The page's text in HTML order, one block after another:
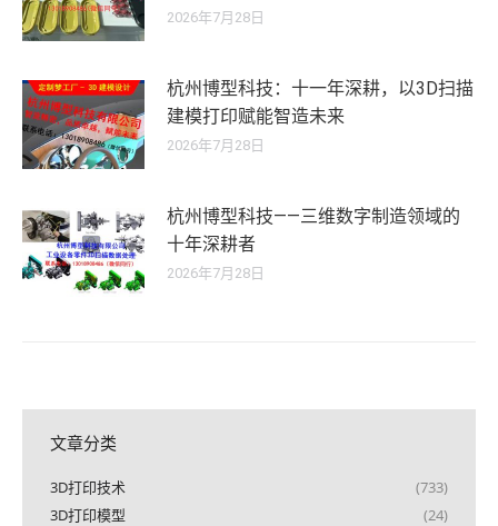
2026年7月28日
杭州博型科技：十一年深耕，以3D扫描
建模打印赋能智造未来
2026年7月28日
杭州博型科技——三维数字制造领域的
十年深耕者
2026年7月28日
文章分类
3D打印技术
(733)
3D打印模型
(24)